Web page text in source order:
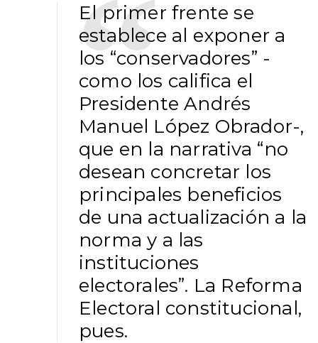
El primer frente se
establece al exponer a
los “conservadores” -
como los califica el
Presidente Andrés
Manuel López Obrador-,
que en la narrativa “no
desean concretar los
principales beneficios
de una actualización a la
norma y a las
instituciones
electorales”. La Reforma
Electoral constitucional,
pues.